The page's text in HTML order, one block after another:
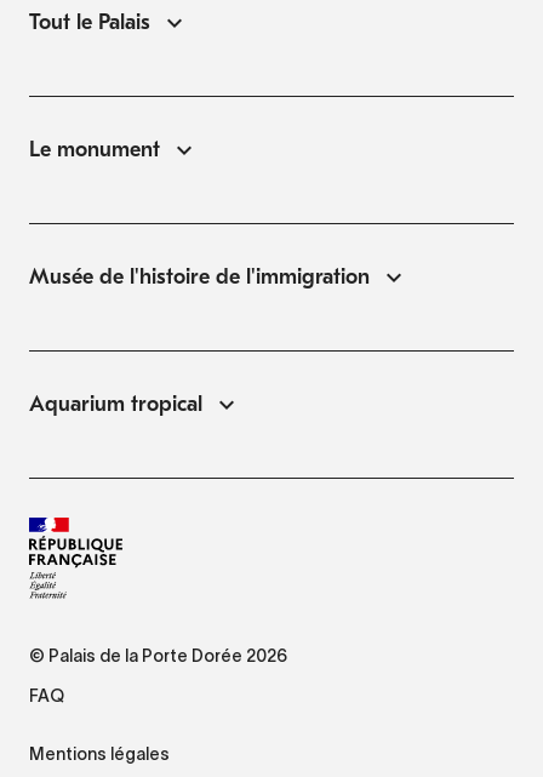
Tout le Palais
Le monument
Musée de l'histoire de l'immigration
Aquarium tropical
© Palais de la Porte Dorée 2026
FAQ
Mentions légales